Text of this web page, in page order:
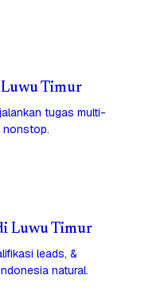
Timur
tugas multi-
nonstop.
Luwu Timur
leads, &
natural.